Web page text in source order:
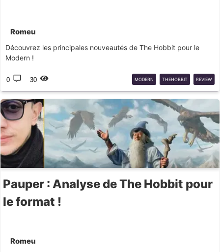
Romeu
Découvrez les principales nouveautés de The Hobbit pour le
Modern !
0 30 MODERN THEHOBBIT REVIEW
Pauper : Analyse de The Hobbit pour
le format !
Romeu